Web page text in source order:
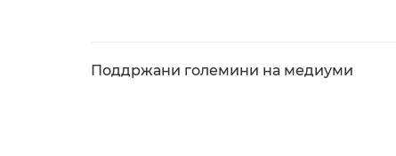
Поддржани големини на медиуми